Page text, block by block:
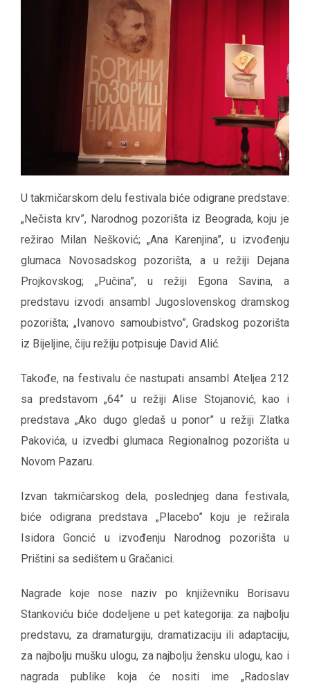
U takmičarskom delu festivala biće odigrane predstave:
„Nečista krv”, Narodnog pozorišta iz Beograda, koju je
režirao Milan Nešković; „Ana Karenjina”, u izvođenju
glumaca Novosadskog pozorišta, a u režiji Dejana
Projkovskog; „Pučina”, u režiji Egona Savina, a
predstavu izvodi ansambl Jugoslovenskog dramskog
pozorišta; „Ivanovo samoubistvo”, Gradskog pozorišta
iz Bijeljine, čiju režiju potpisuje David Alić.
Takođe, na festivalu će nastupati ansambl Ateljea 212
sa predstavom „64” u režiji Alise Stojanović, kao i
predstava „Ako dugo gledaš u ponor” u režiji Zlatka
Pakovića, u izvedbi glumaca Regionalnog pozorišta u
Novom Pazaru.
Izvan takmičarskog dela, poslednjeg dana festivala,
biće odigrana predstava „Placebo” koju je režirala
Isidora Goncić u izvođenju Narodnog pozorišta u
Prištini sa sedištem u Gračanici.
Nagrade koje nose naziv po književniku Borisavu
Stankoviću biće dodeljene u pet kategorija: za najbolju
predstavu, za dramaturgiju, dramatizaciju ili adaptaciju,
za najbolju mušku ulogu, za najbolju žensku ulogu, kao i
nagrada publike koja će nositi ime „Radoslav